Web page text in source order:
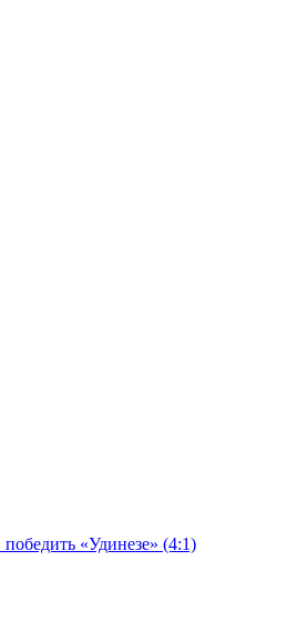
«Удинезе» (4:1)